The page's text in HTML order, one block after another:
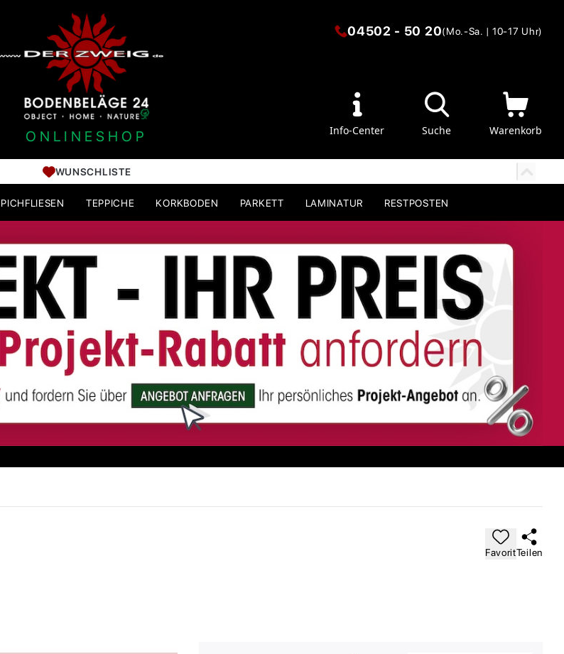
ONLINESHOP
04502 - 50 20(Mo.-Sa. | 10-17 Uhr)
Info-Center Suche Warenkorb
WUNSCHLISTE
TEPPICHE KORKBODEN PARKETT LAMINATUR RESTPOSTEN
FavoritTeilen